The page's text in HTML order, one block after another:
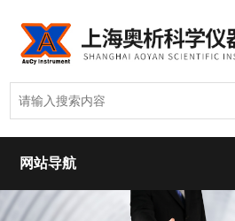
网站导航